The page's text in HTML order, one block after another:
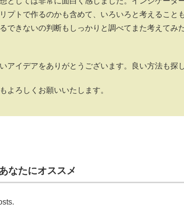
プトで作るのかも含めて、いろいろと考えること
できないの判断もしっかりと調べてまた考えてみ
アイデアをありがとうございます。良い方法も探
よろしくお願いいたします。
なたにオススメ